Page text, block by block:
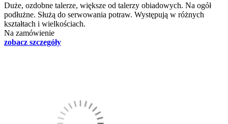
Duże, ozdobne talerze, większe od talerzy obiadowych. Na ogół
podłużne. Służą do serwowania potraw. Występują w różnych
kształtach i wielkościach.
Na zamówienie
zobacz szczegóły